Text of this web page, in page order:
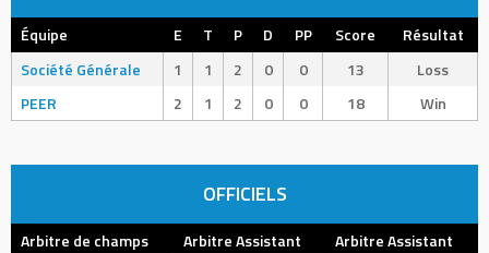
Équipe E T P D PP Score
Résultat
Société Générale
1 1 2 0 0 13
Loss
PEER
2 1 2 0 0 18 Win
OFFICIELS
Arbitre de champs Arbitre Assistant
Arbitre Assistant